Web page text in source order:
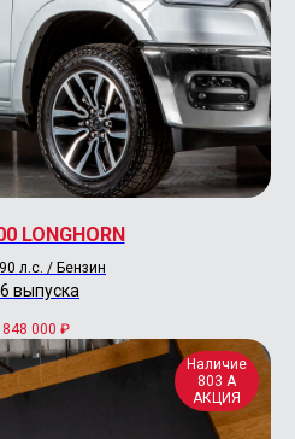
LONGHORN
л.с. / Бензин
выпуска
848 000 ₽
Наличие
803 А
АКЦИЯ